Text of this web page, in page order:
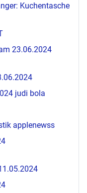
Kuchentasche
23.06.2024
judi bola
applenewss